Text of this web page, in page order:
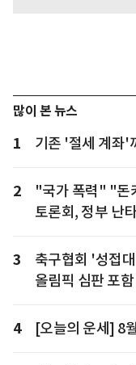
많이 본 뉴스
1 기존 '절세 계좌'
2
"국가 폭력" "돈
토론회, 정부 난
3
축구협회 '성접
올림픽 심판 포함
4 [오늘의 운세] 8